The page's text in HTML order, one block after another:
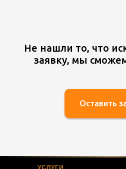
Не нашли то, что
заявку, мы
Оставить
УСЛУГИ